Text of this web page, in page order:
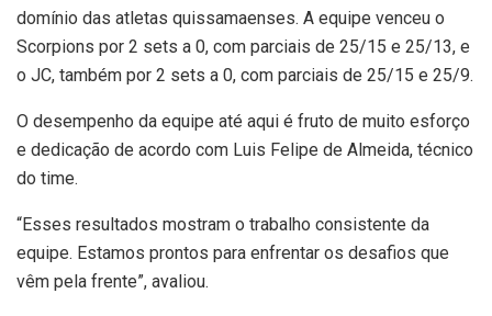
domínio das atletas quissamaenses. A equipe venceu o
Scorpions por 2 sets a 0, com parciais de 25/15 e 25/13, e
o JC, também por 2 sets a 0, com parciais de 25/15 e 25/9.
O desempenho da equipe até aqui é fruto de muito esforço
e dedicação de acordo com Luis Felipe de Almeida, técnico
do time.
“Esses resultados mostram o trabalho consistente da
equipe. Estamos prontos para enfrentar os desafios que
vêm pela frente”, avaliou.